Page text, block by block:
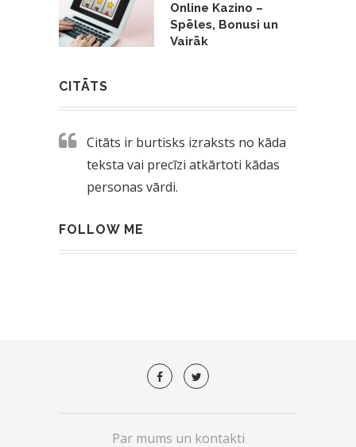
Online Kazino –
Spēles, Bonusi un
Vairāk
CITĀTS
Citāts ir burtisks izraksts no kāda
teksta vai precīzi atkārtoti kādas
personas vārdi.
FOLLOW ME
Par mums un kontakti